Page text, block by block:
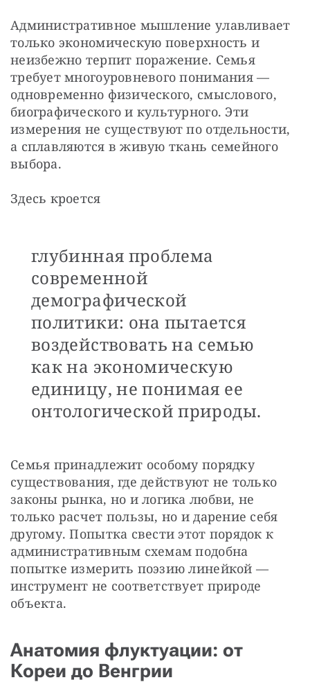
Административное мышление улавливает
только экономическую поверхность и
неизбежно терпит поражение. Семья
требует многоуровневого понимания —
одновременно физического, смыслового,
биографического и культурного. Эти
измерения не существуют по отдельности,
а сплавляются в живую ткань семейного
выбора.
Здесь кроется
глубинная проблема
современной
демографической
политики: она пытается
воздействовать на семью
как на экономическую
единицу, не понимая ее
онтологической природы.
Семья принадлежит особому порядку
существования, где действуют не только
законы рынка, но и логика любви, не
только расчет пользы, но и дарение себя
другому. Попытка свести этот порядок к
административным схемам подобна
попытке измерить поэзию линейкой —
инструмент не соответствует природе
объекта.
Анатомия флуктуации: от
Кореи до Венгрии